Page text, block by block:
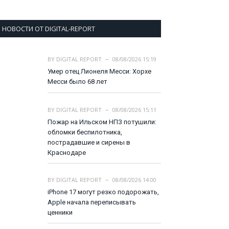
НОВОСТИ ОТ DIGITAL-REPORT
BY DIGITAL REPORT
08/08/2026 15:19
Умер отец Лионеля Месси: Хорхе
Месси было 68 лет
BY DIGITAL REPORT
08/08/2026 15:11
Пожар на Ильском НПЗ потушили:
обломки беспилотника,
пострадавшие и сирены в
Краснодаре
BY DIGITAL REPORT
08/08/2026 14:00
iPhone 17 могут резко подорожать,
Apple начала переписывать
ценники